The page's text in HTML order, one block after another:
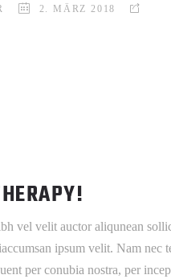
2. MÄRZ 2018
vel velit auctor aliqunean
ipsum velit. Nam nec
per conubia nostra, per